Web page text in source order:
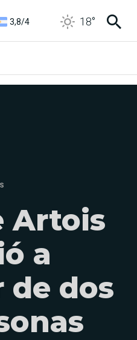
6850/ 18°
Artois
a
de dos